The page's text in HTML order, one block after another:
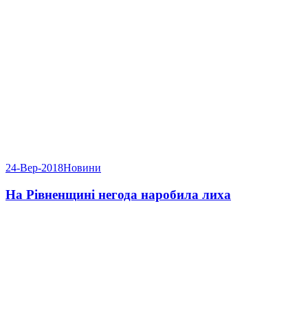
24-Вер-2018Новини
На Рівненщині негода наробила лиха